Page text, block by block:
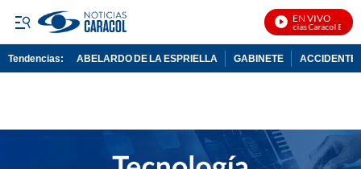
EN VIVO
Noticias Caracol En Vivo
Tendencias: ABELARDO DE LA ESPRIELLA GABINETE ACCIDENTE